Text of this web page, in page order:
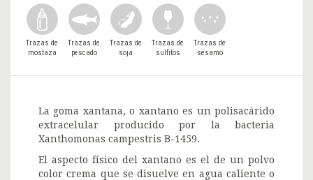
Trazas de
mostaza
Trazas de
pescado
Trazas de
soja
Trazas de
sulfitos
Trazas de
sésamo
La goma xantana, o xantano es un polisacárido
extracelular producido por la bacteria
Xanthomonas campestris B-1459.
El aspecto físico del xantano es el de un polvo
color crema que se disuelve en agua caliente o